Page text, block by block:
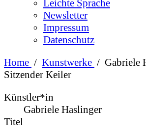
Leichte Sprache
Newsletter
Impressum
Datenschutz
Home / Kunstwerke / Gabriele
Sitzender Keiler
Künstler*in
Gabriele Haslinger
Titel